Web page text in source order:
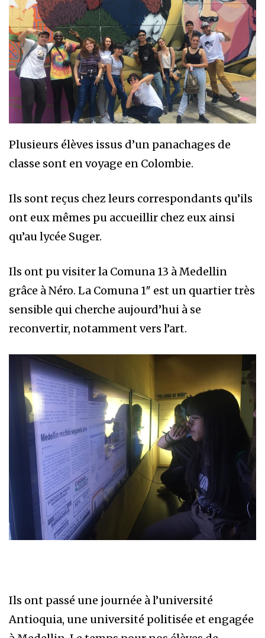
Plusieurs élèves issus d’un panachages de
classe sont en voyage en Colombie.
Ils sont reçus chez leurs correspondants qu’ils
ont eux mêmes pu accueillir chez eux ainsi
qu’au lycée Suger.
Ils ont pu visiter la Comuna 13 à Medellin
grâce à Néro. La Comuna 1″ est un quartier très
sensible qui cherche aujourd’hui à se
reconvertir, notamment vers l’art.
Ils ont passé une journée à l’université
Antioquia, une université politisée et engagée